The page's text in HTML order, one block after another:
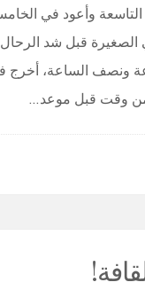
وأعود في
قبل شد الرحال
ونصف الساعة، أخرج
من وقت قبل موعد…